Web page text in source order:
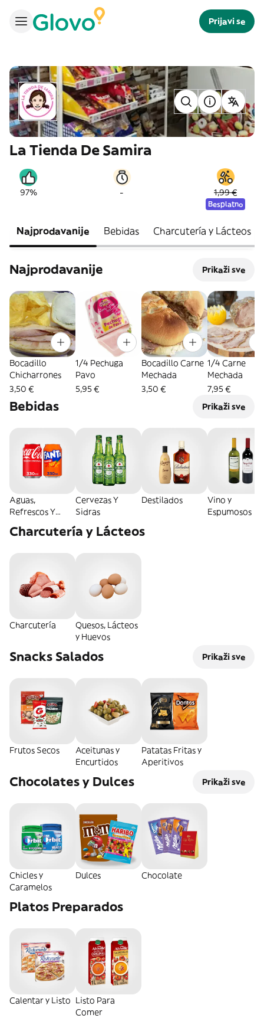
Prijavi se
La Tienda De Samira
97% - 1,99 €
Besplatno
Najprodavanije Bebidas Charcutería y Lácteos
Najprodavanije Prikaži sve
Bocadillo
Chicharrones
3,50 €
1/4 Pechuga
Pavo
5,95 €
Bocadillo Carne
Mechada
3,50 €
1/4 Carne
Mechada
7,95 €
Bebidas Prikaži sve
Aguas,
Refrescos Y
Cervezas Y
Sidras
Destilados
Vino y
Espumosos
Charcutería y Lácteos
Charcutería
Quesos, Lácteos
y Huevos
Snacks Salados Prikaži sve
Frutos Secos
Aceitunas y
Encurtidos
Patatas Fritas y
Aperitivos
Chocolates y Dulces Prikaži sve
Chicles y
Caramelos
Dulces Chocolate
Platos Preparados
Calentar y Listo Listo Para
Comer